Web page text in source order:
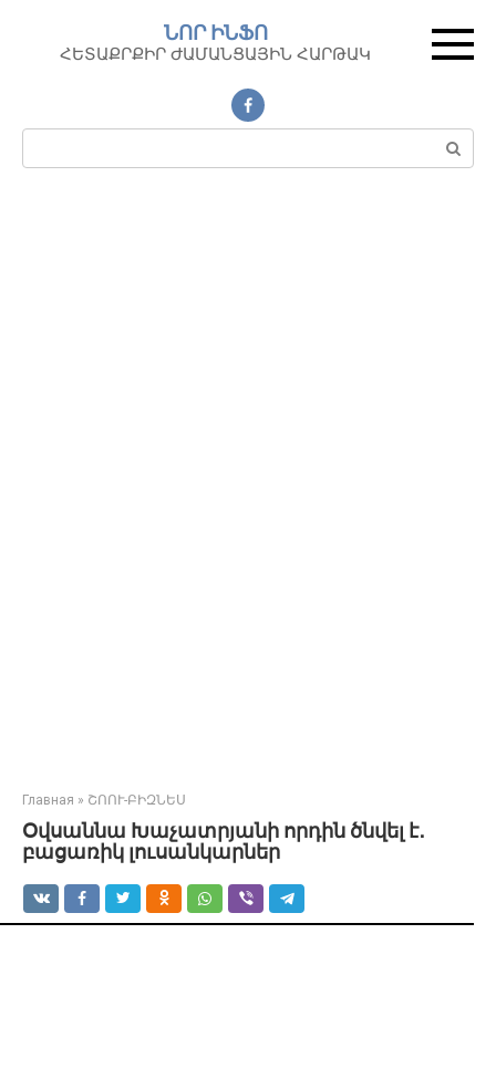
контенту
ՆՈՐ ԻՆՖՈ
ՀԵՏԱՔՐՔԻՐ ԺԱՄԱՆՑԱՅԻՆ ՀԱՐԹԱԿ
Поиск:
Главная » ՇՈՈՒ-ԲԻԶՆԵՍ
Օվսաննա Խաչատրյանի որդին ծնվել է․
բացառիկ լուսանկարներ